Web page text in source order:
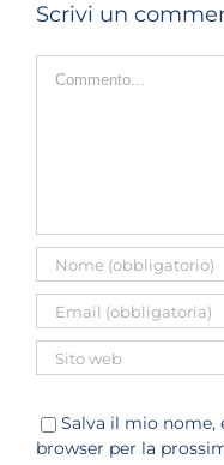
Scrivi un
Salva il mio nome,
browser per la